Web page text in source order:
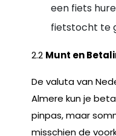
een fiets
fietstocht te
2.2 Munt en
De valuta van
Almere kun je
pinpas, maar
misschien de